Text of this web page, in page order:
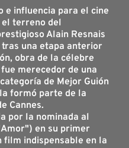
e influencia para el cine
terreno del
Alain Resnais
una etapa anterior
obra de la célebre
merecedor de una
de Mejor Guión
formó parte de la
Cannes.
por la nominada al
en su primer
film indispensable en la